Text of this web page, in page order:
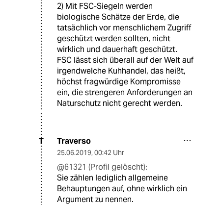
2) Mit FSC-Siegeln werden
biologische Schätze der Erde, die
tatsächlich vor menschlichem Zugriff
geschützt werden sollten, nicht
wirklich und dauerhaft geschützt.
FSC lässt sich überall auf der Welt auf
irgendwelche Kuhhandel, das heißt,
höchst fragwürdige Kompromisse
ein, die strengeren Anforderungen an
Naturschutz nicht gerecht werden.
T Traverso
25.06.2019, 00:42 Uhr
@61321 (Profil gelöscht):
Sie zählen lediglich allgemeine
Behauptungen auf, ohne wirklich ein
Argument zu nennen.